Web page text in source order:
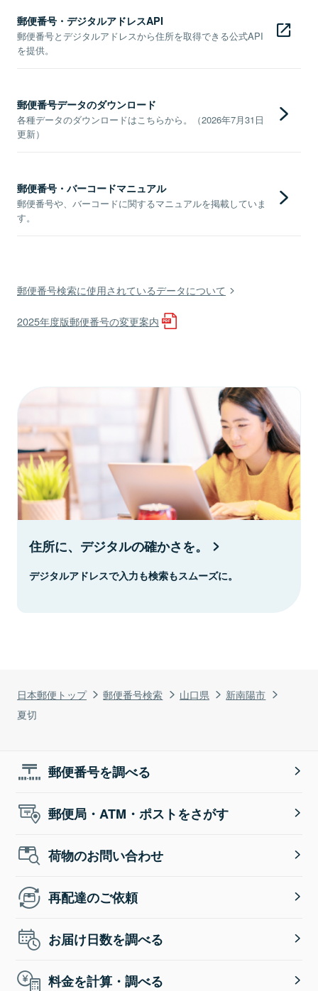
日本郵便トップ 郵便番号検索 山口県
新南陽市
夏切
郵便番号・デジタルアドレスAPI
郵便番号とデジタルアドレスから住所を取得できる公式API
を提供。
郵便番号データのダウンロード
各種データのダウンロードはこちらから。（2026年7月31日
更新）
郵便番号・バーコードマニュアル
郵便番号や、バーコードに関するマニュアルを掲載していま
す。
郵便番号検索に使用されているデータについて
2025年度版郵便番号の変更案内
住所に、デジタルの確かさを。
デジタルアドレスで入力も検索もスムーズに。
郵便番号を調べる
郵便局・ATM・ポストをさがす
荷物のお問い合わせ
再配達のご依頼
お届け日数を調べる
料金を計算・調べる